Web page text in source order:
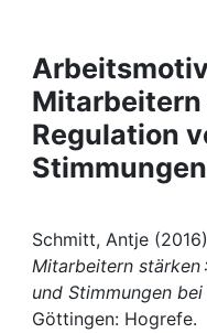
Projects
People
Institutions
Awards
My FIS
Mitarbeitern
Regulation
Schmitt, Antje
Mitarbeitern stärken
und Stimmungen
Göttingen: Hogrefe.